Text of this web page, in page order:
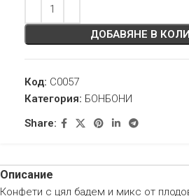
ДОБАВЯНЕ В
Код: C0057
Категория: БОНБОНИ
Share:
Описание
Конфети с цял бадем и микс от